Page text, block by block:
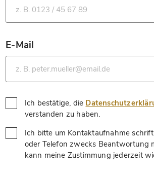
E-Mail
*
Ich bestätige, die
verstanden zu haben.
Ich bitte um Kontaktaufnahme
oder Telefon zwecks Beantwortung
kann meine Zustimmung jederzeit